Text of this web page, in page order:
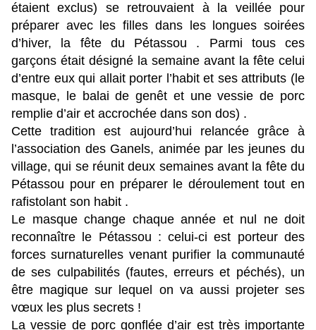
étaient exclus) se retrouvaient à la veillée pour
préparer avec les filles dans les longues soirées
d’hiver, la fête du Pétassou . Parmi tous ces
garçons était désigné la semaine avant la fête celui
d’entre eux qui allait porter l’habit et ses attributs (le
masque, le balai de genêt et une vessie de porc
remplie d’air et accrochée dans son dos) .
Cette tradition est aujourd’hui relancée grâce à
l’association des Ganels, animée par les jeunes du
village, qui se réunit deux semaines avant la fête du
Pétassou pour en préparer le déroulement tout en
rafistolant son habit .
Le masque change chaque année et nul ne doit
reconnaître le Pétassou : celui-ci est porteur des
forces surnaturelles venant purifier la communauté
de ses culpabilités (fautes, erreurs et péchés), un
être magique sur lequel on va aussi projeter ses
vœux les plus secrets !
La vessie de porc gonflée d’air est très importante